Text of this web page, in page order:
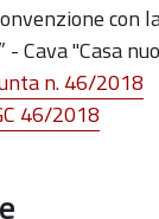
con
- Cava "Casa
n. 46/2018
46/2018